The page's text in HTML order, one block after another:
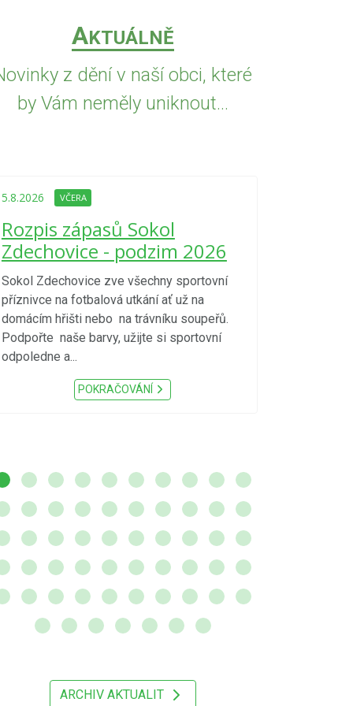
AKTUÁLNĚ
z dění v naší obci, které
by Vám neměly uniknout...
5.8.2026 VČERA
Rozpis zápasů Sokol
Zdechovice - podzim 2026
Sokol Zdechovice zve všechny sportovní
příznivce na fotbalová utkání ať už na
domácím hřišti nebo na trávníku soupeřů.
Podpořte naše barvy, užijte si sportovní
odpoledne a...
POKRAČOVÁNÍ
ARCHIV AKTUALIT